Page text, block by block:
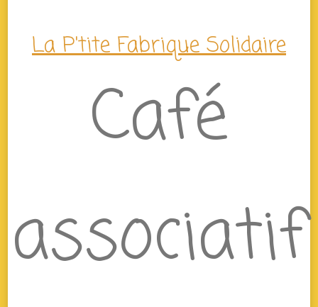
La P'tite Fabrique Solidaire
Café
associatif